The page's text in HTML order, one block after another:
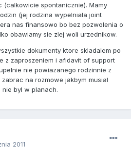
(calkowicie spontanicznie). Mamy
(jej rodzina wypelniala joint
nas finansowo bo bez pozwolenia o
obawiamy sie zlej woli urzednikow.
dokumenty ktore skladalem po
z zaproszeniem i afidavit of support
nie powiazanego rodzinnie z
na rozmowe jakbym musial
byl w planach.
2011